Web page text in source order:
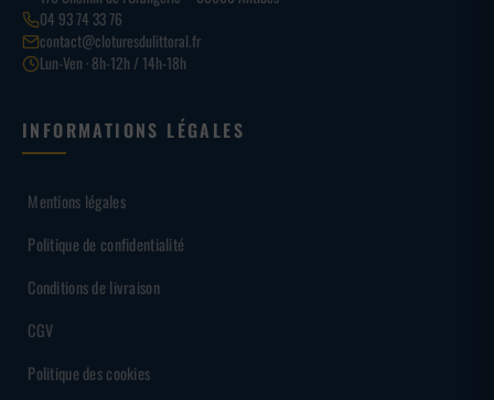
04 93 74 33 76
contact@cloturesdulittoral.fr
Lun-Ven · 8h-12h / 14h-18h
INFORMATIONS LÉGALES
Mentions légales
Politique de confidentialité
Conditions de livraison
CGV
Politique des cookies